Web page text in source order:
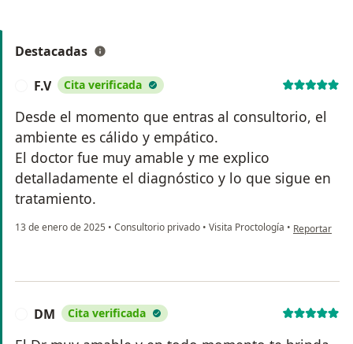
Destacadas
F.V Cita verificada
Desde el momento que entras al consultorio, el
ambiente es cálido y empático.
El doctor fue muy amable y me explico
detalladamente el diagnóstico y lo que sigue en
tratamiento.
13 de enero de 2025 • Consultorio privado • Visita Proctología • en opinión
Reportar
DM Cita verificada